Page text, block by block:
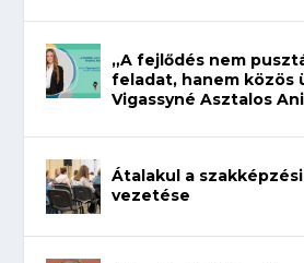
„A fejlődés nem
feladat, hanem közös
Vigassyné Asztalos
Átalakul a
vezetése